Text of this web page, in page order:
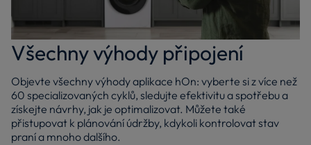
Všechny výhody připojení
Objevte všechny výhody aplikace hOn: vyberte si z více než
60 specializovaných cyklů, sledujte efektivitu a spotřebu a
získejte návrhy, jak je optimalizovat. Můžete také
přistupovat k plánování údržby, kdykoli kontrolovat stav
praní a mnoho dalšího.